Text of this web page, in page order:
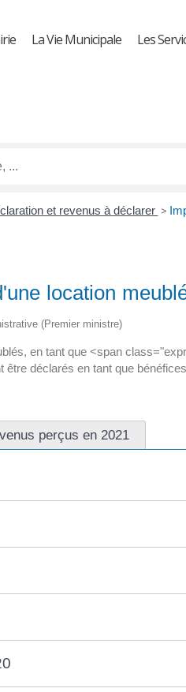
La Vie Municipale Les
et revenus à déclarer >
location
(Premier ministre)
en tant que <span
déclarés en tant que
perçus en 2021